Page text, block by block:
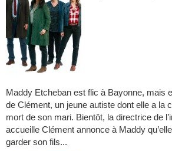
Maddy Etcheban est flic à Bayonne, mais
de Clément, un jeune autiste dont elle a la
mort de son mari. Bientôt, la directrice de
accueille Clément annonce à Maddy
garder son fils...